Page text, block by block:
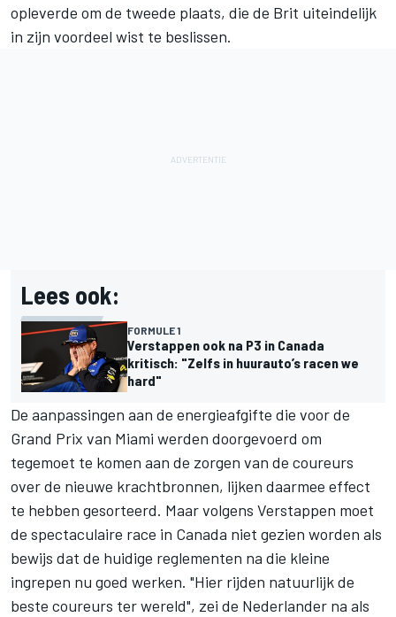
opleverde om de tweede plaats, die de Brit uiteindelijk
in zijn voordeel wist te beslissen.
Lees ook:
FORMULE 1
Verstappen ook na P3 in Canada
kritisch: "Zelfs in huurauto’s racen we
hard"
De aanpassingen aan de energieafgifte die voor de
Grand Prix van Miami werden doorgevoerd om
tegemoet te komen aan de zorgen van de coureurs
over de nieuwe krachtbronnen, lijken daarmee effect
te hebben gesorteerd. Maar volgens Verstappen moet
de spectaculaire race in Canada niet gezien worden als
bewijs dat de huidige reglementen na die kleine
ingrepen nu goed werken. "Hier rijden natuurlijk de
beste coureurs ter wereld", zei de Nederlander na als